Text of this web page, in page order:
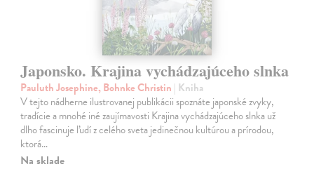
Japonsko. Krajina vychádzajúceho slnka
Pauluth Josephine, Bohnke Christin | Kniha
V tejto nádherne ilustrovanej publikácii spoznáte japonské zvyky,
tradície a mnohé iné zaujímavosti Krajina vychádzajúceho slnka už
dlho fascinuje ľudí z celého sveta jedinečnou kultúrou a prírodou,
ktorá…
Na sklade